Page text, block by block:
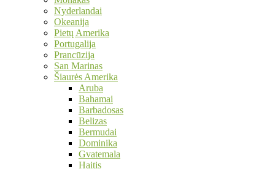
Nyderlandai
Okeanija
Pietų Amerika
Portugalija
Prancūzija
San Marinas
Šiaurės Amerika
Aruba
Bahamai
Barbadosas
Belizas
Bermudai
Dominika
Gvatemala
Haitis